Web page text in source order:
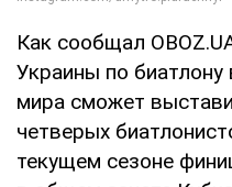
Как сообщал
Украины по
мира сможет
четверых
текущем сезоне